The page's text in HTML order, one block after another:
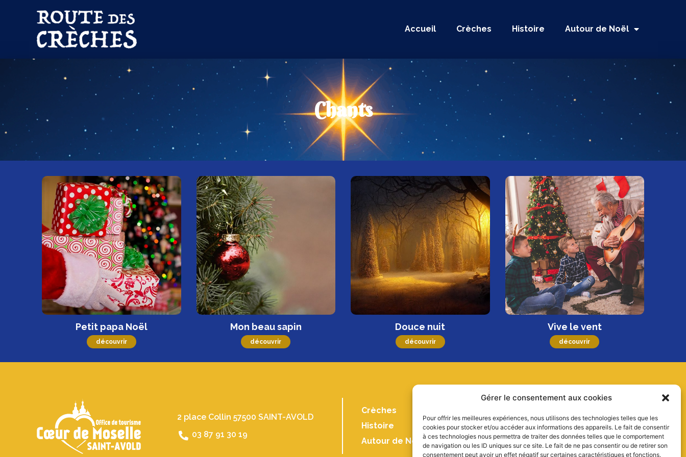
Gérer le consentement aux cookies
Pour offrir les meilleures expériences, nous utilisons des technologies telles que les
cookies pour stocker et/ou accéder aux informations des appareils. Le fait de consentir
à ces technologies nous permettra de traiter des données telles que le comportement
de navigation ou les ID uniques sur ce site. Le fait de ne pas consentir ou de retirer son
consentement peut avoir un effet négatif sur certaines caractéristiques et fonctions.
Accueil Crèches Histoire Autour de Noël
Chants
Petit papa Noël
découvrir
Mon beau sapin
découvrir
Douce nuit
découvrir
Vive le vent
découvrir
2 place Collin 57500 SAINT-AVOLD
03 87 91 30 19
Crèches
Histoire
Autour de Noël
Politique de cookies (UE)
Politique de confidentialité